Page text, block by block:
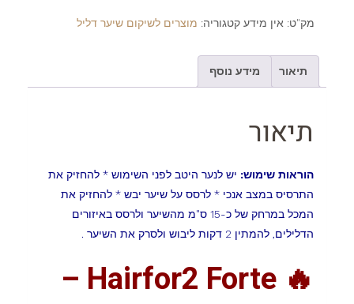
מק"ט: אין מידע קטגוריה: מוצרים לשיקום שיער דליל
תיאור מידע נוסף
תיאור
הוראות שימוש: יש לנער היטב לפני השימוש * להחזיק את
התרסיס במצב אנכי * לרסס על שיער יבש * להחזיק את
המכל במרחק של כ-15 ס"מ מהשיער ולרסס באיזורים
הדלילים, להמתין 2 דקות ליבוש ולסרק את השיער .
🔥 Hairfor2 Forte –